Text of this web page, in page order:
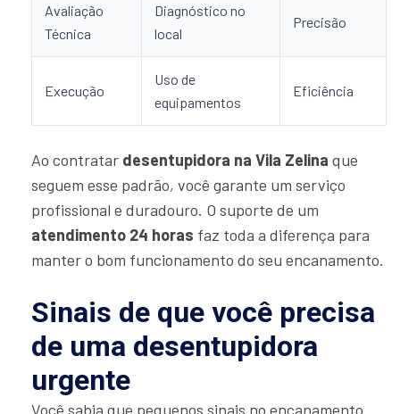
Avaliação
Técnica
Diagnóstico no
local
Precisão
Execução
Uso de
equipamentos
Eficiência
Ao contratar desentupidora na Vila Zelina que
seguem esse padrão, você garante um serviço
profissional e duradouro. O suporte de um
atendimento 24 horas faz toda a diferença para
manter o bom funcionamento do seu encanamento.
Sinais de que você precisa
de uma desentupidora
urgente
Você sabia que pequenos sinais no encanamento